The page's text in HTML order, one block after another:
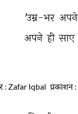
'उम्र-भर अपने
अपने ही साए
: Zafar Iqbal प्रकाशन: